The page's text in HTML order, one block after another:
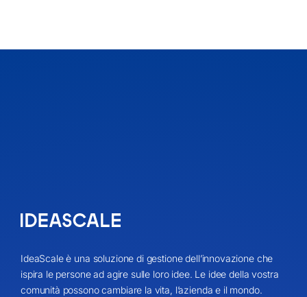
IdeaScale è una soluzione di gestione dell’innovazione che
ispira le persone ad agire sulle loro idee. Le idee della vostra
comunità possono cambiare la vita, l’azienda e il mondo.